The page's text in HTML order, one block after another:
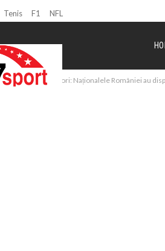
Tenis F1 NFL
FOTO Volei juniori: Naționalele României au